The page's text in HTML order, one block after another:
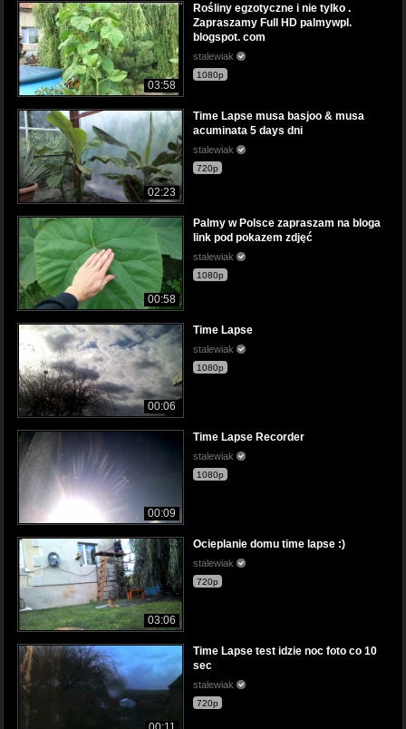
03:58
Rośliny egzotyczne i nie tylko .
Zapraszamy Full HD palmywpl.
blogspot. com
stalewiak
1080p
02:23
Time Lapse musa basjoo & musa
acuminata 5 days dni
stalewiak
720p
00:58
Palmy w Polsce zapraszam na bloga
link pod pokazem zdjęć
stalewiak
1080p
00:06
Time Lapse
stalewiak
1080p
00:09
Time Lapse Recorder
stalewiak
1080p
03:06
Ocieplanie domu time lapse :)
stalewiak
720p
Time Lapse test idzie noc foto co 10
sec
stalewiak
720p